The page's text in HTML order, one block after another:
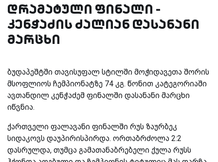
დრამატული ფინალი -
კენჭაძის ძალიან დასანანი
მარცხი
ბუდაპეშტში თავისუფალ სტილში მოჭიდავეთა შორის
მსოფლიოს ჩემპიონატზე 74 კგ. წონით კატეგორიაში
ავთანდილ კენჭაძემ ფინალში დასანანი მარცხი
იწვნია.
ქართველი ფალავანი ფინალში რუს ზაურბეკ
სიდაკოვს დაუპირისპირდა. ორთაბრძოლა 2:2
დასრულდა, თუმცა გამათანაბრებელი ქულა რუსს